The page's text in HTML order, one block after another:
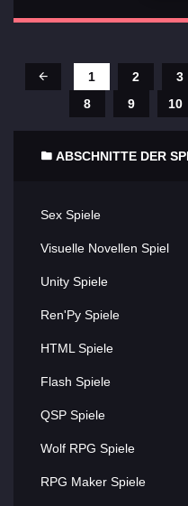
1 2 3
8
9 10
ABSCHNITTE DER
Sex Spiele
Visuelle Novellen Spiel
Unity Spiele
Ren'Py Spiele
HTML Spiele
Flash Spiele
QSP Spiele
Wolf RPG Spiele
RPG Maker Spiele